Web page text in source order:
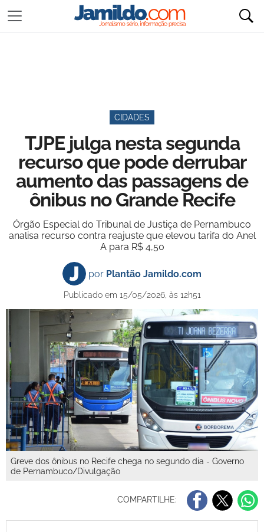
CIDADES
TJPE julga nesta segunda
recurso que pode derrubar
aumento das passagens de
ônibus no Grande Recife
Órgão Especial do Tribunal de Justiça de Pernambuco
analisa recurso contra reajuste que elevou tarifa do Anel
A para R$ 4,50
por Plantão Jamildo.com
Publicado em 15/05/2026, às 12h51
Greve dos ônibus no Recife chega no segundo dia - Governo
de Pernambuco/Divulgação
COMPARTILHE: